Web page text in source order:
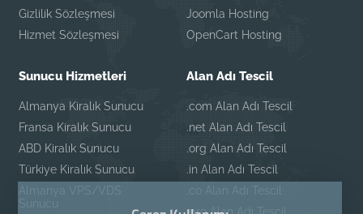
Gizlilik Sözleşmesi
Hizmet Sözleşmesi
Joomla Hosting
OpenCart Hosting
Sunucu Hizmetleri
Almanya Kiralık Sunucu
Fransa Kiralık Sunucu
ABD Kiralık Sunucu
Türkiye Kiralık Sunucu
Almanya VPS/VDS
Sunucu
Alan Adı Tescil
.com Alan Adı Tescil
.net Alan Adı Tescil
.org Alan Adı Tescil
.in Alan Adı Tescil
.co Alan Adı Tescil
.pro Alan Adı Tescil